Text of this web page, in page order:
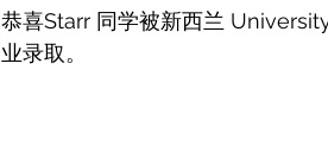
恭喜Starr 同学被新西兰
业录取。